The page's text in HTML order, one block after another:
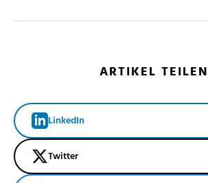
ARTIKEL TEILEN
LinkedIn
Twitter